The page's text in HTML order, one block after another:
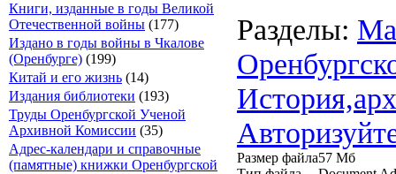
Книги, изданные в годы Великой
Отечественной войны (177)
Издано в годы войны в Чкалове
(Оренбурге) (199)
Китай и его жизнь (14)
Издания библиотеки (193)
Труды Оренбургской Ученой
Архивной Комиссии (35)
Адрес-календари и справочные
(памятные) книжки Оренбургской
Разделы:
Размер файла57 Мб